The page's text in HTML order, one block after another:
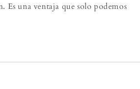
Es una ventaja que solo podemos